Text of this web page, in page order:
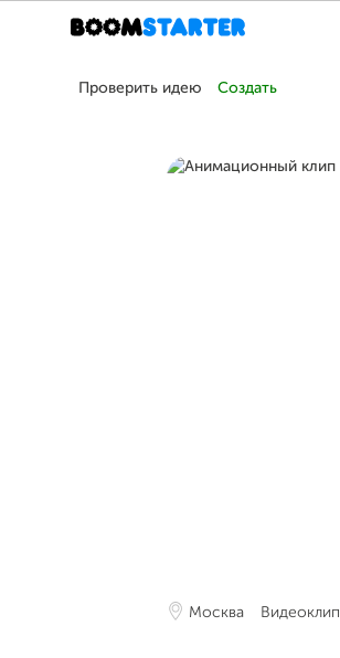
Проверить идею Создать
Москва Видеоклип